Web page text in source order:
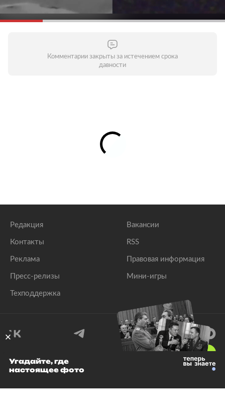
Комментарии закрыты за истечением срока
давности
Редакция
Контакты
Реклама
Пресс-релизы
Техподдержка
Вакансии
RSS
Правовая информация
Мини-игры
© 1999–2026 Все права защищены.
Угадайте, где
настоящее фото